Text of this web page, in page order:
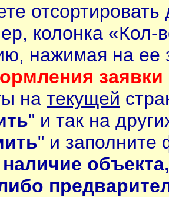
колонка «Кол-
нажимая на ее
заявки
на текущей
" и так на
" и заполните